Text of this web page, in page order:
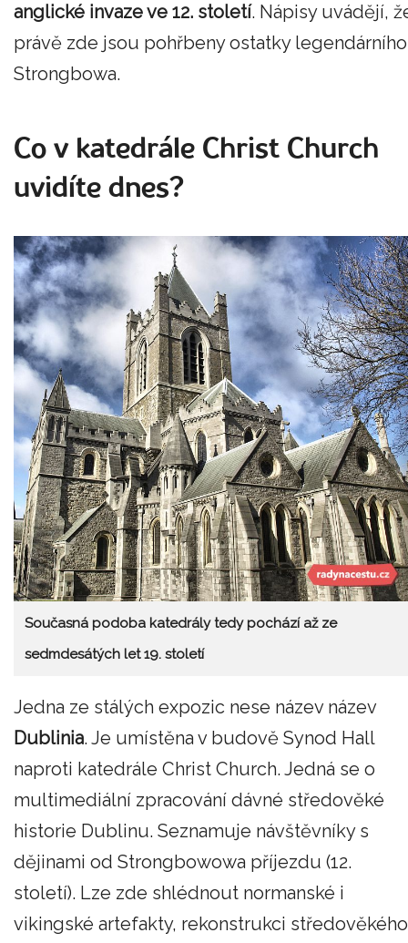
anglické invaze ve 12. století. Nápisy uvádějí,
právě zde jsou pohřbeny ostatky legendárního
Strongbowa.
Co v katedrále Christ Church
uvidíte dnes?
Současná podoba katedrály tedy pochází až ze
sedmdesátých let 19. století
Jedna ze stálých expozic nese název název
Dublinia. Je umístěna v budově Synod Hall
naproti katedrále Christ Church. Jedná se o
multimediální zpracování dávné středověké
historie Dublinu. Seznamuje návštěvníky s
dějinami od Strongbowowa příjezdu (12.
století). Lze zde shlédnout normanské i
vikingské artefakty, rekonstrukci středověkého